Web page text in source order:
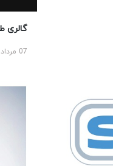
گالری طلا
07 مرداد 1405